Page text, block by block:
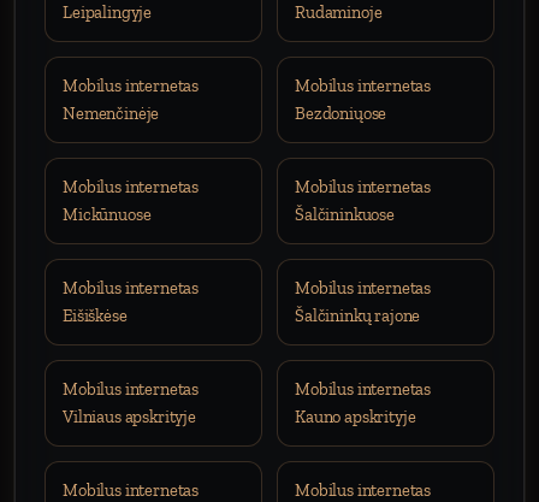
Leipalingyje
Rudaminoje
Mobilus internetas
Nemenčinėje
Mobilus internetas
Bezdoniųose
Mobilus internetas
Mickūnuose
Mobilus internetas
Šalčininkuose
Mobilus internetas
Eišiškėse
Mobilus internetas
Šalčininkų rajone
Mobilus internetas
Vilniaus apskrityje
Mobilus internetas
Kauno apskrityje
Mobilus internetas
Mobilus internetas